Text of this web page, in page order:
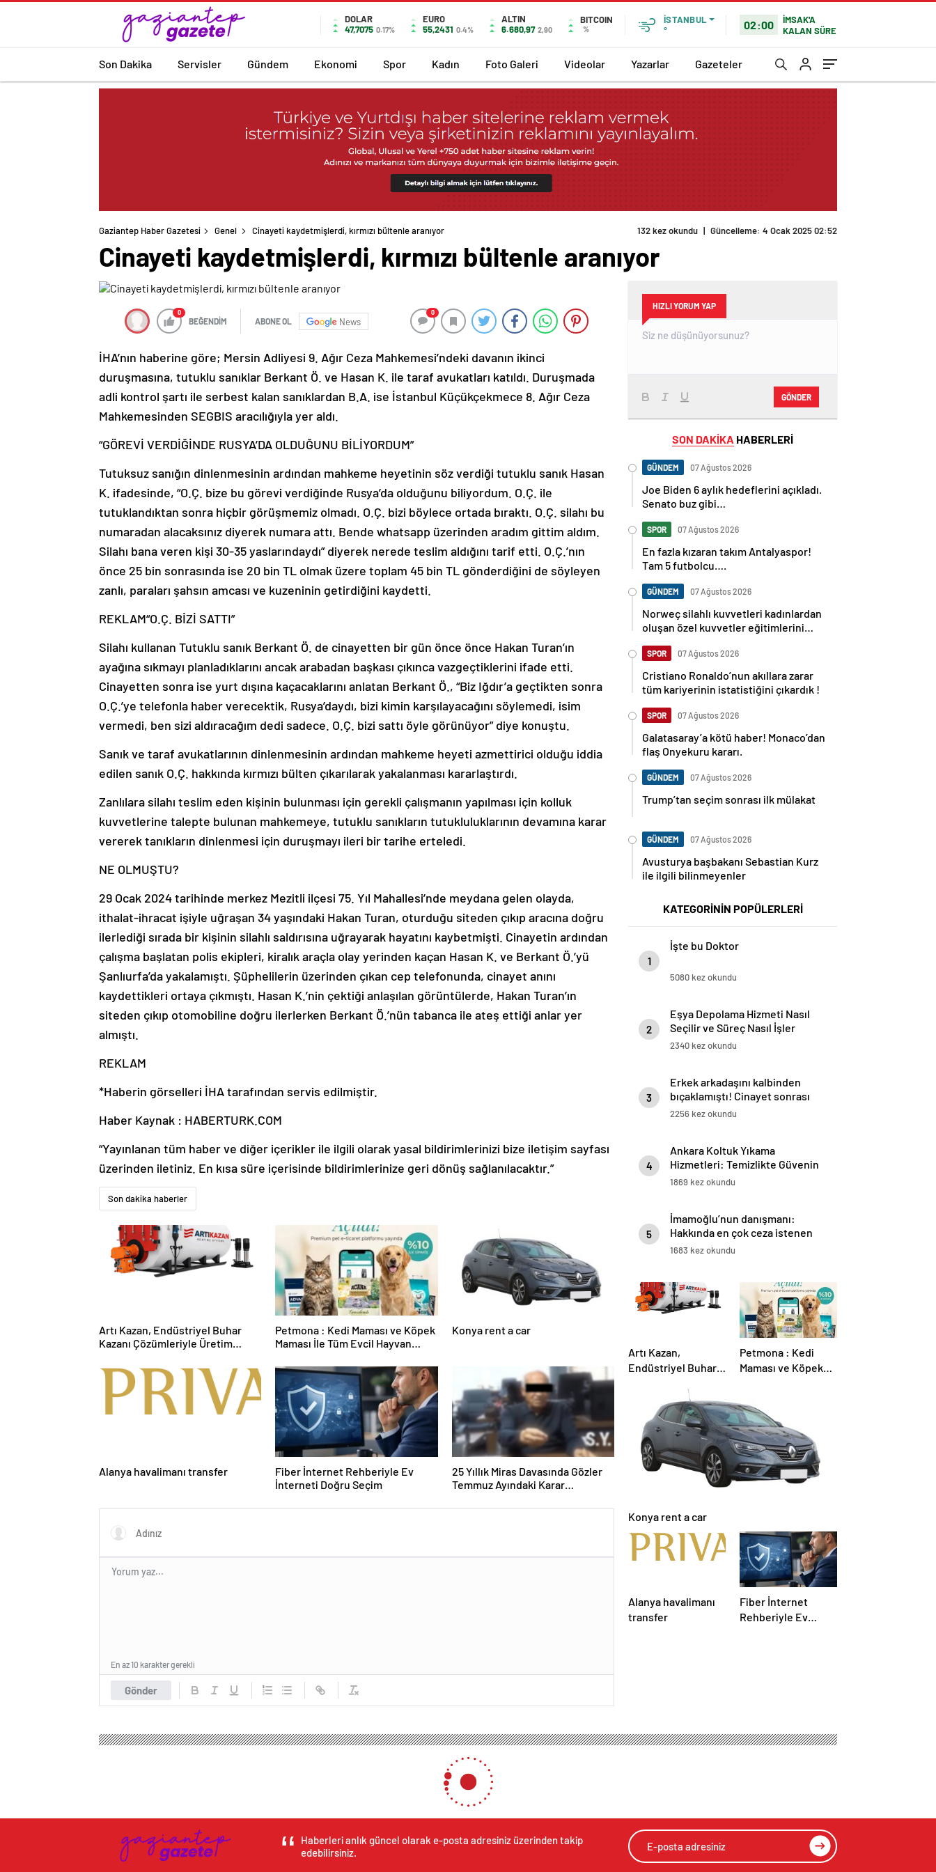
DOLAR
47,7075 0.17%
EURO
55,2431 0.4%
ALTIN
6.680,97 2,90
BITCOIN
%
İSTANBUL
°
02:00
İMSAK'A
KALAN SÜRE
Son Dakika Servisler Gündem Ekonomi Spor Kadın Foto Galeri Videolar Yazarlar Gazeteler
Gaziantep Haber Gazetesi Genel Cinayeti kaydetmişlerdi, kırmızı bültenle aranıyor 132 kez okundu | Güncelleme: 4 Ocak 2025 02:52
Cinayeti kaydetmişlerdi, kırmızı bültenle aranıyor
0
BEĞENDİM ABONE OL News
0
İHA’nın haberine göre; Mersin Adliyesi 9. Ağır Ceza Mahkemesi’ndeki davanın ikinci
duruşmasına, tutuklu sanıklar Berkant Ö. ve Hasan K. ile taraf avukatları katıldı. Duruşmada
adli kontrol şartı ile serbest kalan sanıklardan B.A. ise İstanbul Küçükçekmece 8. Ağır Ceza
Mahkemesinden SEGBIS aracılığıyla yer aldı.
“GÖREVİ VERDİĞİNDE RUSYA’DA OLDUĞUNU BİLİYORDUM”
Tutuksuz sanığın dinlenmesinin ardından mahkeme heyetinin söz verdiği tutuklu sanık Hasan
K. ifadesinde, “O.Ç. bize bu görevi verdiğinde Rusya’da olduğunu biliyordum. O.Ç. ile
tutuklandıktan sonra hiçbir görüşmemiz olmadı. O.Ç. bizi böylece ortada bıraktı. O.Ç. silahı bu
numaradan alacaksınız diyerek numara attı. Bende whatsapp üzerinden aradım gittim aldım.
Silahı bana veren kişi 30-35 yaslarındaydı” diyerek nerede teslim aldığını tarif etti. O.Ç.’nın
önce 25 bin sonrasında ise 20 bin TL olmak üzere toplam 45 bin TL gönderdiğini de söyleyen
zanlı, paraları şahsın amcası ve kuzeninin getirdiğini kaydetti.
REKLAM“O.Ç. BİZİ SATTI”
Silahı kullanan Tutuklu sanık Berkant Ö. de cinayetten bir gün önce önce Hakan Turan’ın
ayağına sıkmayı planladıklarını ancak arabadan başkası çıkınca vazgeçtiklerini ifade etti.
Cinayetten sonra ise yurt dışına kaçacaklarını anlatan Berkant Ö., “Biz Iğdır’a geçtikten sonra
O.Ç.’ye telefonla haber verecektik, Rusya’daydı, bizi kimin karşılayacağını söylemedi, isim
vermedi, ben sizi aldıracağım dedi sadece. O.Ç. bizi sattı öyle görünüyor” diye konuştu.
Sanık ve taraf avukatlarının dinlenmesinin ardından mahkeme heyeti azmettirici olduğu iddia
edilen sanık O.Ç. hakkında kırmızı bülten çıkarılarak yakalanması kararlaştırdı.
Zanlılara silahı teslim eden kişinin bulunması için gerekli çalışmanın yapılması için kolluk
kuvvetlerine talepte bulunan mahkemeye, tutuklu sanıkların tutukluluklarının devamına karar
vererek tanıkların dinlenmesi için duruşmayı ileri bir tarihe erteledi.
NE OLMUŞTU?
29 Ocak 2024 tarihinde merkez Mezitli ilçesi 75. Yıl Mahallesi’nde meydana gelen olayda,
ithalat-ihracat işiyle uğraşan 34 yaşındaki Hakan Turan, oturduğu siteden çıkıp aracına doğru
ilerlediği sırada bir kişinin silahlı saldırısına uğrayarak hayatını kaybetmişti. Cinayetin ardından
çalışma başlatan polis ekipleri, kiralık araçla olay yerinden kaçan Hasan K. ve Berkant Ö.’yü
Şanlıurfa’da yakalamıştı. Şüphelilerin üzerinden çıkan cep telefonunda, cinayet anını
kaydettikleri ortaya çıkmıştı. Hasan K.’nin çektiği anlaşılan görüntülerde, Hakan Turan’ın
siteden çıkıp otomobiline doğru ilerlerken Berkant Ö.’nün tabanca ile ateş ettiği anlar yer
almıştı.
REKLAM
*Haberin görselleri İHA tarafından servis edilmiştir.
Haber Kaynak : HABERTURK.COM
“Yayınlanan tüm haber ve diğer içerikler ile ilgili olarak yasal bildirimlerinizi bize iletişim sayfası
üzerinden iletiniz. En kısa süre içerisinde bildirimlerinize geri dönüş sağlanılacaktır.”
Son dakika haberler
Artı Kazan, Endüstriyel Buhar
Kazanı Çözümleriyle Üretim
Sunuyor
Petmona : Kedi Maması ve Köpek
Maması İle Tüm Evcil Hayvan
Konya rent a car
Alanya havalimanı transfer
Fiber İnternet Rehberiyle Ev
İnterneti Doğru Seçim
25 Yıllık Miras Davasında Gözler
Temmuz Ayındaki Karar
Gönder
En az 10 karakter gerekli
HIZLI YORUM YAP
GÖNDER
SON DAKİKA HABERLERİ
GÜNDEM 07 Ağustos 2026
Joe Biden 6 aylık hedeflerini açıkladı.
Senato buz gibi…
SPOR 07 Ağustos 2026
En fazla kızaran takım Antalyaspor!
Tam 5 futbolcu….
GÜNDEM 07 Ağustos 2026
Norweç silahlı kuvvetleri kadınlardan
oluşan özel kuvvetler eğitimlerini
SPOR 07 Ağustos 2026
Cristiano Ronaldo’nun akıllara zarar
tüm kariyerinin istatistiğini çıkardık !
SPOR 07 Ağustos 2026
Galatasaray’a kötü haber! Monaco’dan
flaş Onyekuru kararı.
GÜNDEM 07 Ağustos 2026
Trump’tan seçim sonrası ilk mülakat
GÜNDEM 07 Ağustos 2026
Avusturya başbakanı Sebastian Kurz
ile ilgili bilinmeyenler
KATEGORİNİN POPÜLERLERİ
1
İşte bu Doktor
5080 kez okundu
2
Eşya Depolama Hizmeti Nasıl
Seçilir ve Süreç Nasıl İşler
2340 kez okundu
3
Erkek arkadaşını kalbinden
bıçaklamıştı! Cinayet sonrası
mesajlar ortaya çıktı:
2256 kez okundu
4
Ankara Koltuk Yıkama
Hizmetleri: Temizlikte Güvenin
Adresi
1869 kez okundu
5
İmamoğlu’nun danışmanı:
Hakkında en çok ceza istenen
belediye başkanı İmamoğlu
1683 kez okundu
Artı Kazan,
Endüstriyel Buhar
Çözümleriyle
Üretim Tesislerine
Verimli Sistemler
Sunuyor
Petmona : Kedi
Maması ve Köpek
Ürünleri
Konya rent a car
Alanya havalimanı
transfer
Fiber İnternet
Rehberiyle Ev
Haberleri anlık güncel olarak e-posta adresiniz üzerinden takip
edebilirsiniz.